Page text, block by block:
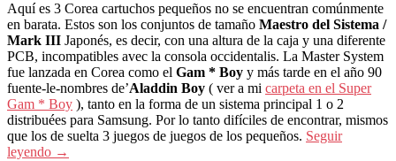
Aquí es 3 Corea cartuchos pequeños no se encuentran comúnmente
en barata. Estos son los conjuntos de tamaño Maestro del Sistema /
Mark III Japonés, es decir, con una altura de la caja y una diferente
PCB, incompatibles avec la consola occidentalis. La Master System
fue lanzada en Corea como el Gam * Boy y más tarde en el año 90
fuente-le-nombres de’Aladdin Boy ( ver a mi carpeta en el Super
Gam * Boy ), tanto en la forma de un sistema principal 1 o 2
distribuées para Samsung. Por lo tanto difíciles de encontrar, mismos
que los de suelta 3 juegos de juegos de los pequeños. Seguir
leyendo →